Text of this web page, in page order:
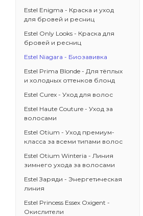
Estel Enigma - Краска и уход
для бровей и ресниц
Estel Only Looks - Краска для
бровей и ресниц
Estel Niagara - Биозавивка
Estel Prima Blonde - Для тёплых
и холодных оттенков блонд
Estel Curex - Уход для волос
Estel Haute Couture - Уход за
волосами
Estel Otium - Уход премиум-
класса за всеми типами волос
Estel Otium Winteria - Линия
зимнего ухода за волосами
Estel Заряди - Энергетическая
линия
Estel Princess Essex Oxigent -
Окислители